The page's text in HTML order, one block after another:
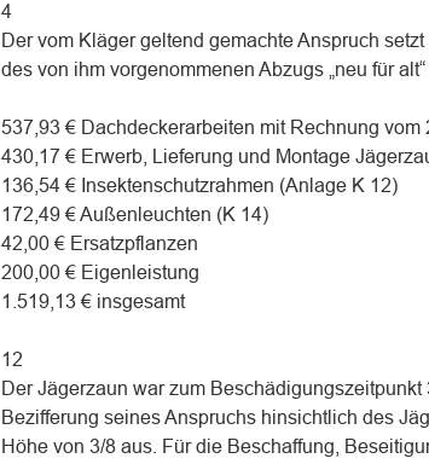
4
Der vom Kläger geltend gemachte Anspruch
des von ihm vorgenommenen Abzugs „neu für
537,93 € Dachdeckerarbeiten mit Rechnung vom
430,17 € Erwerb, Lieferung und Montage
136,54 € Insektenschutzrahmen (Anlage K 12)
172,49 € Außenleuchten (K 14)
42,00 € Ersatzpflanzen
200,00 € Eigenleistung
1.519,13 € insgesamt
12
Der Jägerzaun war zum
Bezifferung seines Anspruchs hinsichtlich des
Höhe von 3/8 aus. Für die Beschaffung,